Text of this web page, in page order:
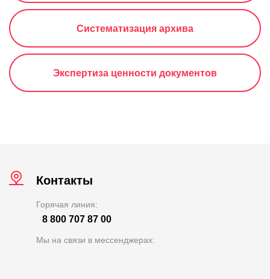
Систематизация архива
Экспертиза ценности документов
Контакты
Горячая линия:
8 800 707 87 00
Мы на связи в мессенджерах: